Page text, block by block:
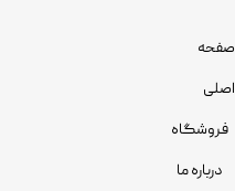
صفحه
اصلی
فروشگاه
درباره ما